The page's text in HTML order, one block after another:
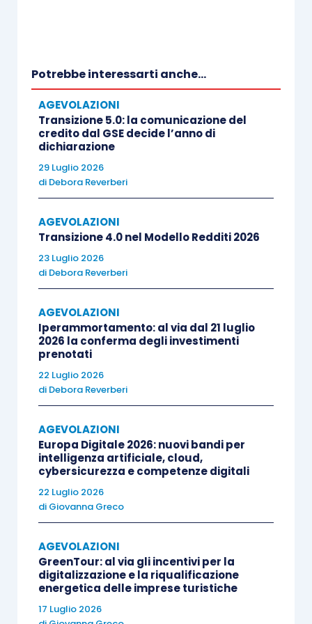
partita Iva alla data del 26 maggio 2021
(data di entrata in vigore del decreto
Sostegni bis);
successivamente al 26 maggio 2021
Fannoeccezione
richiedere il contributo anche sehanno
attivato la partita Iva successivamente al
− glieredi che proseguono l’attività di un
soggetto deceduto;
− isoggetti che si sono costituiti a seguito
di operazione di trasformazione aziendale
(incorporazione, conferimento,
trasformazione soggettiva) e che
proseguono quindi l’attività svolta dal
soggetto confluito
Nell’istanza è necessario barrare l’apposita
casella “Erede che prosegue l’attività del de
cuius/Trasformazione” nel caso in cui il
soggetto richiedente sia un
Potrebbe interessarti anche...
AGEVOLAZIONI
Transizione 5.0: la comunicazione del
credito dal GSE decide l’anno di
dichiarazione
29 Luglio 2026
di Debora Reverberi
AGEVOLAZIONI
Transizione 4.0 nel Modello Redditi 2026
23 Luglio 2026
di Debora Reverberi
AGEVOLAZIONI
Iperammortamento: al via dal 21 luglio
2026 la conferma degli investimenti
prenotati
22 Luglio 2026
di Debora Reverberi
AGEVOLAZIONI
Europa Digitale 2026: nuovi bandi per
intelligenza artificiale, cloud,
cybersicurezza e competenze digitali
22 Luglio 2026
di Giovanna Greco
AGEVOLAZIONI
GreenTour: al via gli incentivi per la
digitalizzazione e la riqualificazione
energetica delle imprese turistiche
17 Luglio 2026